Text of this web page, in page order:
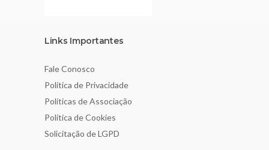
Links Importantes
Fale Conosco
Política de Privacidade
Políticas de Associação
Política de Cookies
Solicitação de LGPD